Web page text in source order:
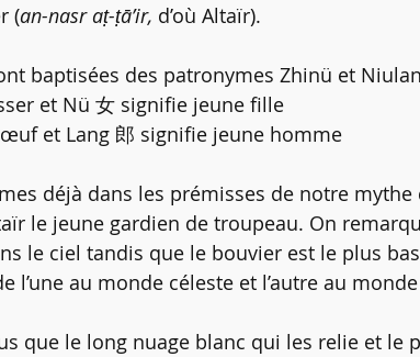
(an-nasr aṭ-ṭā’ir, d’où Altaïr).
baptisées des patronymes Zhinü et
et Nü 女 signifie jeune fille
et Lang 郎 signifie jeune homme
déjà dans les prémisses de notre mythe
le jeune gardien de troupeau. On
le ciel tandis que le bouvier est le plus
l’une au monde céleste et l’autre au
que le long nuage blanc qui les relie et le